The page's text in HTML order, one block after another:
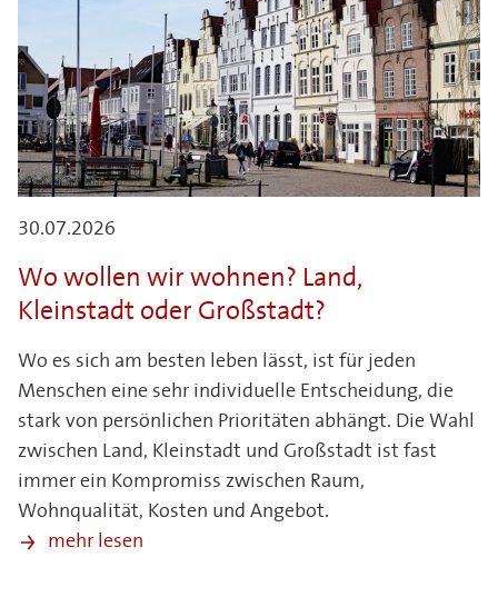
30.07.2026
Wo wollen wir wohnen? Land,
Kleinstadt oder Großstadt?
Wo es sich am besten leben lässt, ist für jeden
Menschen eine sehr individuelle Entscheidung, die
stark von persönlichen Prioritäten abhängt. Die Wahl
zwischen Land, Kleinstadt und Großstadt ist fast
immer ein Kompromiss zwischen Raum,
Wohnqualität, Kosten und Angebot.
mehr lesen